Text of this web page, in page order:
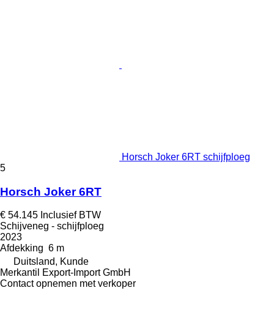
Horsch Joker 6RT schijfploeg
5
Horsch Joker 6RT
€ 54.145 Inclusief BTW
Schijveneg - schijfploeg
2023
Afdekking 6 m
Duitsland, Kunde
Merkantil Export-Import GmbH
Contact opnemen met verkoper